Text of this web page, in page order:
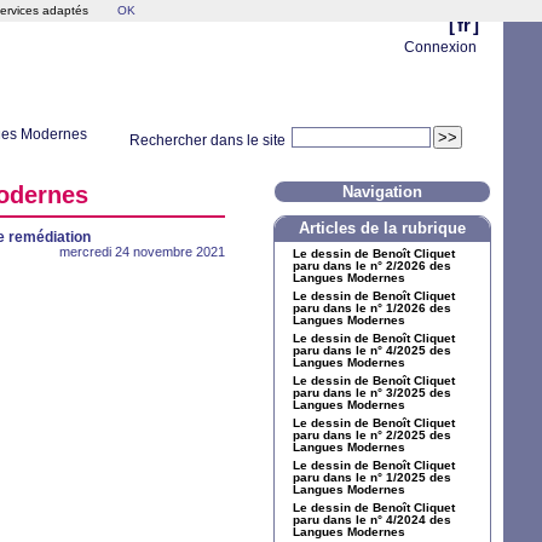
[ fr ]
Connexion
Rechercher dans le site
Modernes
remédiation
mercredi 24 novembre 2021
Navigation
Articles de la rubrique
Le dessin de Benoît Cliquet
paru dans le n° 2/2026 des
Langues Modernes
Le dessin de Benoît Cliquet
paru dans le n° 1/2026 des
Langues Modernes
Le dessin de Benoît Cliquet
paru dans le n° 4/2025 des
Langues Modernes
Le dessin de Benoît Cliquet
paru dans le n° 3/2025 des
Langues Modernes
Le dessin de Benoît Cliquet
paru dans le n° 2/2025 des
Langues Modernes
Le dessin de Benoît Cliquet
paru dans le n° 1/2025 des
Langues Modernes
Le dessin de Benoît Cliquet
paru dans le n° 4/2024 des
Langues Modernes
adaptés OK